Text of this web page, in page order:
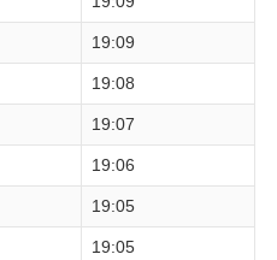
19:09
19:08
19:07
19:06
19:05
19:05